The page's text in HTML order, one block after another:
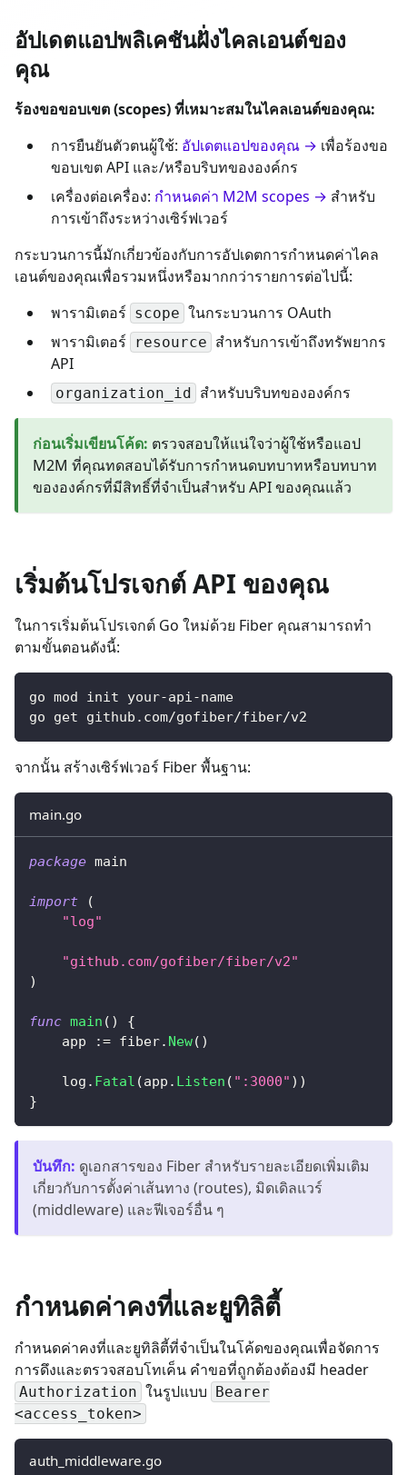
อัปเดตแอปพลิเคชันฝั่งไคลเอนต์ของ
คุณ
ร้องขอขอบเขต (scopes) ที่เหมาะสมในไคลเอนต์ของคุณ:
การยืนยันตัวตนผู้ใช้: อัปเดตแอปของคุณ → เพื่อร้องขอ
ขอบเขต API และ/หรือบริบทขององค์กร
เครื่องต่อเครื่อง: กำหนดค่า M2M scopes → สำหรับ
การเข้าถึงระหว่างเซิร์ฟเวอร์
กระบวนการนี้มักเกี่ยวข้องกับการอัปเดตการกำหนดค่าไคล
เอนต์ของคุณเพื่อรวมหนึ่งหรือมากกว่ารายการต่อไปนี้:
พารามิเตอร์ scope ในกระบวนการ OAuth
พารามิเตอร์ resource สำหรับการเข้าถึงทรัพยากร
API
organization_id สำหรับบริบทขององค์กร
ก่อนเริ่มเขียนโค้ด: ตรวจสอบให้แน่ใจว่าผู้ใช้หรือแอป
M2M ที่คุณทดสอบได้รับการกำหนดบทบาทหรือบทบาท
ขององค์กรที่มีสิทธิ์ที่จำเป็นสำหรับ API ของคุณแล้ว
เริ่มต้นโปรเจกต์ API ของคุณ
ในการเริ่มต้นโปรเจกต์ Go ใหม่ด้วย Fiber คุณสามารถทำ
ตามขั้นตอนดังนี้:
go mod init your-api-name
go get github.com/gofiber/fiber/v2
จากนั้น สร้างเซิร์ฟเวอร์ Fiber พื้นฐาน:
main.go
package main
import
(
"log"
"github.com/gofiber/fiber/v2"
)
func main ( )
{
    app
:= fiber. New( )
    log
. Fatal (app . Listen ( ":3000" ) )
}
บันทึก: ดูเอกสารของ Fiber สำหรับรายละเอียดเพิ่มเติม
เกี่ยวกับการตั้งค่าเส้นทาง (routes), มิดเดิลแวร์
(middleware) และฟีเจอร์อื่น ๆ
กำหนดค่าคงที่และยูทิลิตี้
กำหนดค่าคงที่และยูทิลิตี้ที่จำเป็นในโค้ดของคุณเพื่อจัดการ
การดึงและตรวจสอบโทเค็น คำขอที่ถูกต้องต้องมี header
Authorization ในรูปแบบ
Bearer
<access_token>
auth_middleware.go